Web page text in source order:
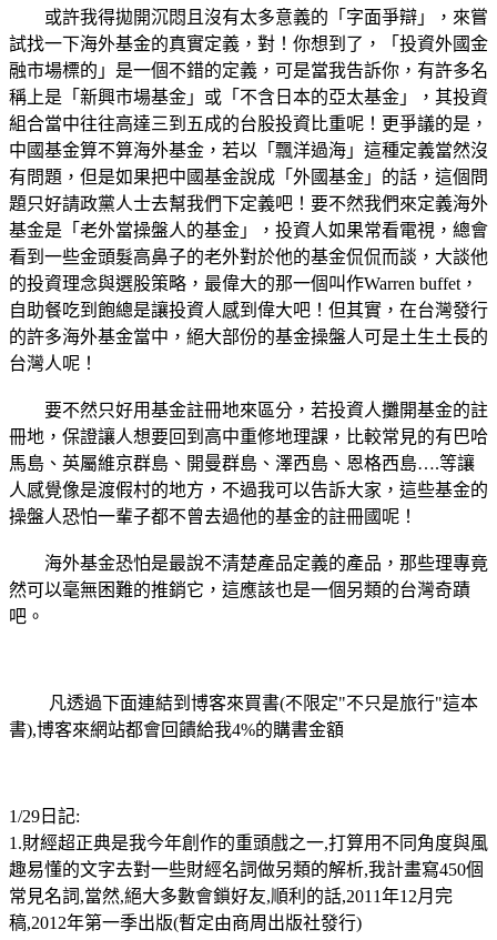
或許我得拋開沉悶且沒有太多意義的「字面爭辯」，來嘗
試找一下海外基金的真實定義，對！你想到了，「投資外國金
融市場標的」是一個不錯的定義，可是當我告訴你，有許多名
稱上是「新興市場基金」或「不含日本的亞太基金」，其投資
組合當中往往高達三到五成的台股投資比重呢！更爭議的是，
中國基金算不算海外基金，若以「飄洋過海」這種定義當然沒
有問題，但是如果把中國基金說成「外國基金」的話，這個問
題只好請政黨人士去幫我們下定義吧！要不然我們來定義海外
基金是「老外當操盤人的基金」，投資人如果常看電視，總會
看到一些金頭髮高鼻子的老外對於他的基金侃侃而談，大談他
的投資理念與選股策略，最偉大的那一個叫作Warren buffet，
自助餐吃到飽總是讓投資人感到偉大吧！但其實，在台灣發行
的許多海外基金當中，絕大部份的基金操盤人可是土生土長的
台灣人呢！
要不然只好用基金註冊地來區分，若投資人攤開基金的註
冊地，保證讓人想要回到高中重修地理課，比較常見的有巴哈
馬島、英屬維京群島、開曼群島、澤西島、恩格西島….等讓
人感覺像是渡假村的地方，不過我可以告訴大家，這些基金的
操盤人恐怕一輩子都不曾去過他的基金的註冊國呢！
海外基金恐怕是最說不清楚產品定義的產品，那些理專竟
然可以毫無困難的推銷它，這應該也是一個另類的台灣奇蹟
吧。
凡透過下面連結到博客來買書(不限定"不只是旅行"這本
書),博客來網站都會回饋給我4%的購書金額
1/29日記:
1.財經超正典是我今年創作的重頭戲之一,打算用不同角度與風
趣易懂的文字去對一些財經名詞做另類的解析,我計畫寫450個
常見名詞,當然,絕大多數會鎖好友,順利的話,2011年12月完
稿,2012年第一季出版(暫定由商周出版社發行)